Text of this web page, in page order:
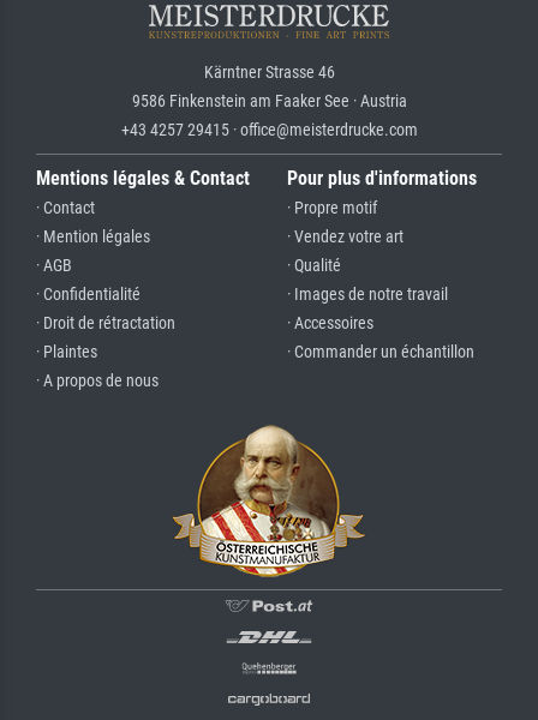
Kärntner Strasse 46
9586 Finkenstein am Faaker See · Austria
+43 4257 29415 · office@meisterdrucke.com
Mentions légales & Contact
· Contact
· Mention légales
· AGB
· Confidentialité
· Droit de rétractation
· Plaintes
· A propos de nous
Pour plus d'informations
· Propre motif
· Vendez votre art
· Qualité
· Images de notre travail
· Accessoires
· Commander un échantillon